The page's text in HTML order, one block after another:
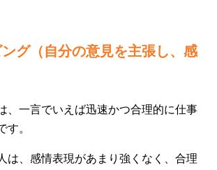
ング（自分の意見を主張し、感
、一言でいえば迅速かつ合理的に仕事
す。
は、感情表現があまり強くなく、合理